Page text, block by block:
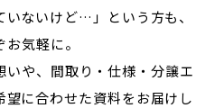
いないけど…」という方も、
お気軽に。
や、間取り・仕様・分譲エ
望に合わせた資料をお届けし